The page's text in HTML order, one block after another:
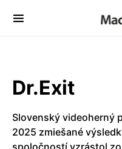
Dr.Exit
Slovenský videoherný
2025 zmiešané
spoločností vzrástol zo